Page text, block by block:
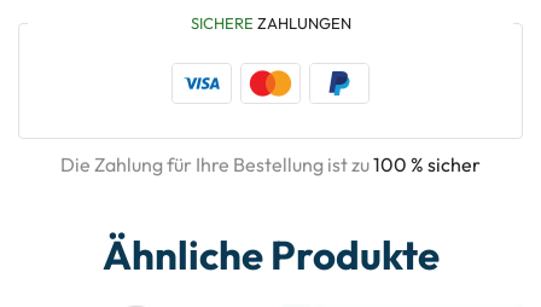
SICHERE ZAHLUNGEN
Die Zahlung für Ihre Bestellung ist zu100 % sicher
Ähnliche Produkte